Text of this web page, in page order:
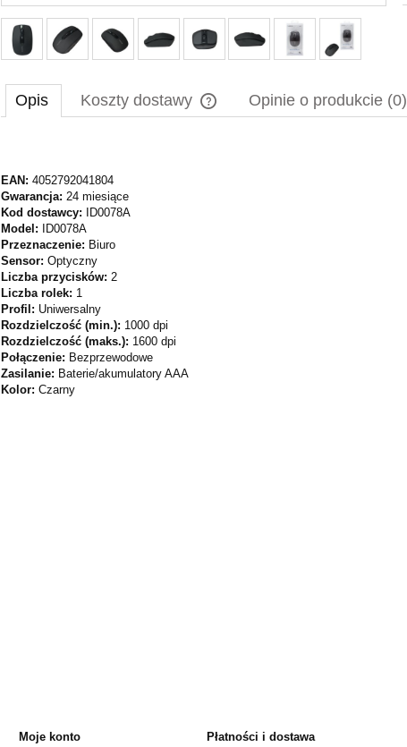
Opis Koszty dostawy Opinie o produkcie (0)
EAN: 4052792041804
Gwarancja: 24 miesiące
Kod dostawcy:
ID0078A
Model:
ID0078A
Przeznaczenie: Biuro
Sensor: Optyczny
Liczba przycisków: 2
Liczba rolek: 1
Profil: Uniwersalny
Rozdzielczość (min.): 1000 dpi
Rozdzielczość (maks.): 1600 dpi
Połączenie: Bezprzewodowe
Zasilanie: Baterie/akumulatory AAA
Kolor: Czarny
Moje konto Płatności i dostawa